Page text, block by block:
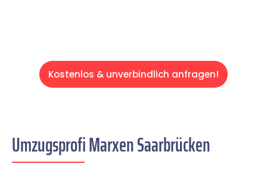
Kostenlos & unverbindlich anfragen!
Umzugsprofi Marxen Saarbrücken